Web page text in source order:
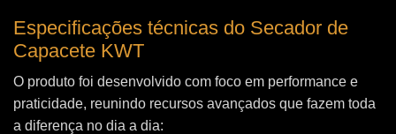
Especificações técnicas do Secador de
Capacete KWT
O produto foi desenvolvido com foco em performance e
praticidade, reunindo recursos avançados que fazem toda
a diferença no dia a dia: